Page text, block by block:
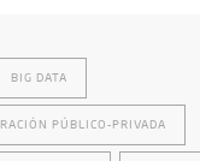
BIG DATA
PÚBLICO-PRIVADA